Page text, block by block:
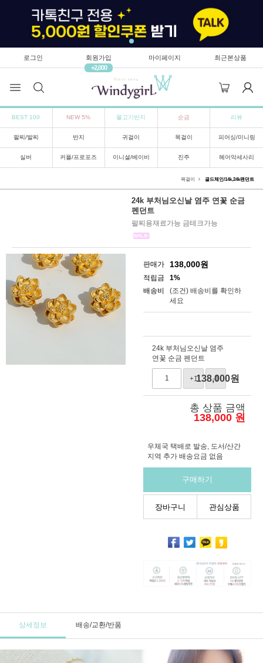
로그인
회원가입
+2,000
마이페이지 최근본상품
BEST 100 NEW 5% 물고기반지 순금 리뷰
팔찌/발찌 반지 귀걸이 목걸이 피어싱/미니링
실버 커플/프로포즈 이니셜/베이비 진주 헤어악세사리
목걸이 골드체인/14k,24k팬던트
24k 부처님오신날 염주 연꽃 순금
펜던트
팔찌용재료가능 금테크가능
판매가 138,000원
적립금
1%
배송비
(조건) 배송비를 확인하
세요
24k 부처님오신날 염주
연꽃 순금 펜던트
+1 -1
138,000원
총 상품 금액
138,000 원
우체국 택배로 발송, 도서/산간
지역 추가 배송요금 없음
구매하기
장바구니 관심상품
상세정보 배송/교환/반품